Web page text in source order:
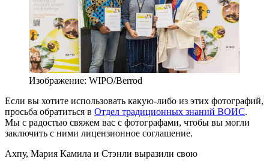
Изображение: WIPO/Berrod
Если вы хотите использовать какую-либо из этих фотографий,
просьба обратиться в Отдел традиционных знаний ВОИС.
Мы с радостью свяжем вас с фотографами, чтобы вы могли
заключить с ними лицензионное соглашение.
Ахпу, Мария Камила и Стэнли выразили свою